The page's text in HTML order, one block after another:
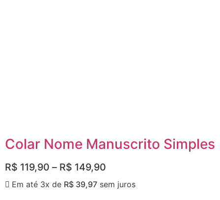
Colar Nome Manuscrito Simples
R$ 119,90 – R$ 149,90
Em até 3x de R$ 39,97 sem juros